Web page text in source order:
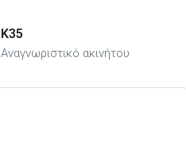
K35
Αναγνωριστικό ακινήτου